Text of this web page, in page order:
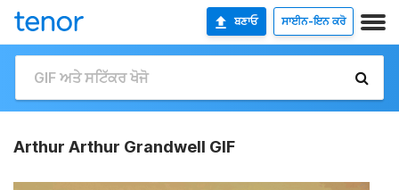
ਬਣਾਓ ਸਾਈਨ-ਇਨ ਕਰੋ
Arthur Arthur Grandwell GIF